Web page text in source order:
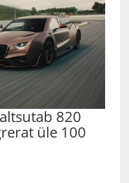
820
üle 100